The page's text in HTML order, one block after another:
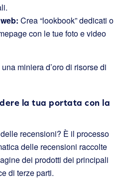
Crea “lookbook” dedicati o
con le tue foto e video
miniera d’oro di risorse di
la tua portata con la
recensioni? È il processo
delle recensioni raccolte
dei prodotti dei principali
di terze parti.